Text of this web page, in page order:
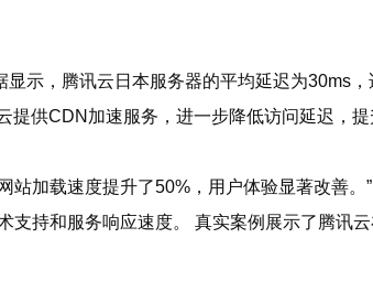
示，腾讯云日本服务器的平均延迟为30ms
供CDN加速服务，进一步降低访问延迟，提
加载速度提升了50%，用户体验显著改善。
持和服务响应速度。 真实案例展示了腾讯云